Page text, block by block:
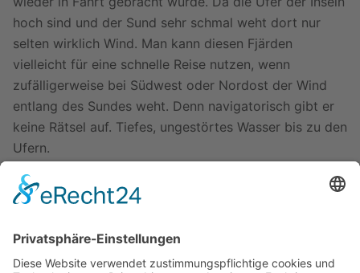
hoch sind und der Sund sehr schmal weht dort nur
selten wirklich Wind. Man kann diesen Fjärden
vielleicht für eine schnelle Reise nutzen, wenn
zufälligerweise bei Südwest oder Nordost der Wind
entlang des Sundes weht. Denn navigatorisch gibt er
keine Rätsel auf. Tiefes, ungestörtes Wasser bis zu den
Ufern.
Ein wichtiger Vorteil vielleicht: Dort fahren keine
Fähren im Gegensatz zum
Im Süden schließt der Blidöfjärd direkt an den
Västerfjärdan, im Norden mündet er südlich Fejanund